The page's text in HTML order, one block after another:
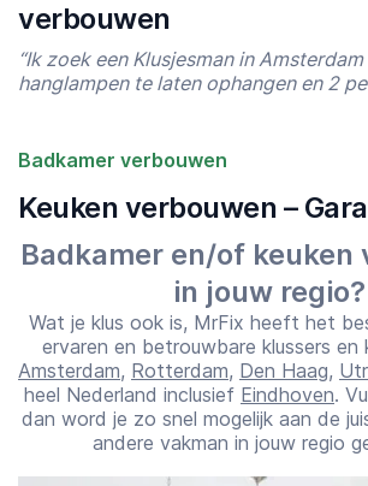
verbouwen
“Ik zoek een Klusjesman in
hanglampen te laten ophangen en 2
Badkamer verbouwen
Keuken verbouwen –
Badkamer en/of keuken
in jouw regio?
Wat je klus ook is, MrFix heeft het
ervaren en betrouwbare klussers en
Amsterdam, Rotterdam, Den Haag,
heel Nederland inclusief Eindhoven.
dan word je zo snel mogelijk aan de
andere vakman in jouw regio
Starttijd